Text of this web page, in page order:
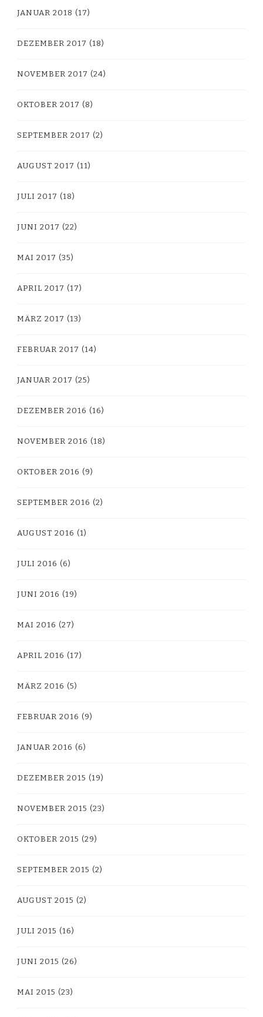
JANUAR 2018 (17)
DEZEMBER 2017 (18)
NOVEMBER 2017 (24)
OKTOBER 2017 (8)
SEPTEMBER 2017 (2)
AUGUST 2017 (11)
JULI 2017 (18)
JUNI 2017 (22)
MAI 2017 (35)
APRIL 2017 (17)
MÄRZ 2017 (13)
FEBRUAR 2017 (14)
JANUAR 2017 (25)
DEZEMBER 2016 (16)
NOVEMBER 2016 (18)
OKTOBER 2016 (9)
SEPTEMBER 2016 (2)
AUGUST 2016 (1)
JULI 2016 (6)
JUNI 2016 (19)
MAI 2016 (27)
APRIL 2016 (17)
MÄRZ 2016 (5)
FEBRUAR 2016 (9)
JANUAR 2016 (6)
DEZEMBER 2015 (19)
NOVEMBER 2015 (23)
OKTOBER 2015 (29)
SEPTEMBER 2015 (2)
AUGUST 2015 (2)
JULI 2015 (16)
JUNI 2015 (26)
MAI 2015 (23)